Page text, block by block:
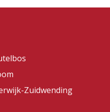
Zuidwending